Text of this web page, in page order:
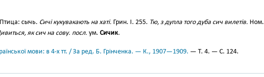
Птица: сычь. Сичі кукувакають на хаті. Грин. І. 255. Тю, з дупла того дуба сич вилетів. Ном.
як сич на сову. посл. ум. Сичик.
мови: в 4-х тт. / За ред. Б. Грінченка. — К., 1907—1909. — Т. 4. — С. 124.